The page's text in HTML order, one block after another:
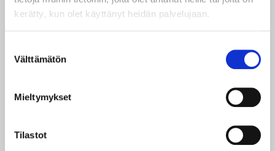
kerätty, kun olet käyttänyt heidän palvelujaan.
valinta
Välttämätön
Mieltymykset
Tilastot
pe 4.9.klo 18
la 19.9.klo 13
la 3.10.klo 13
pe 16.10.